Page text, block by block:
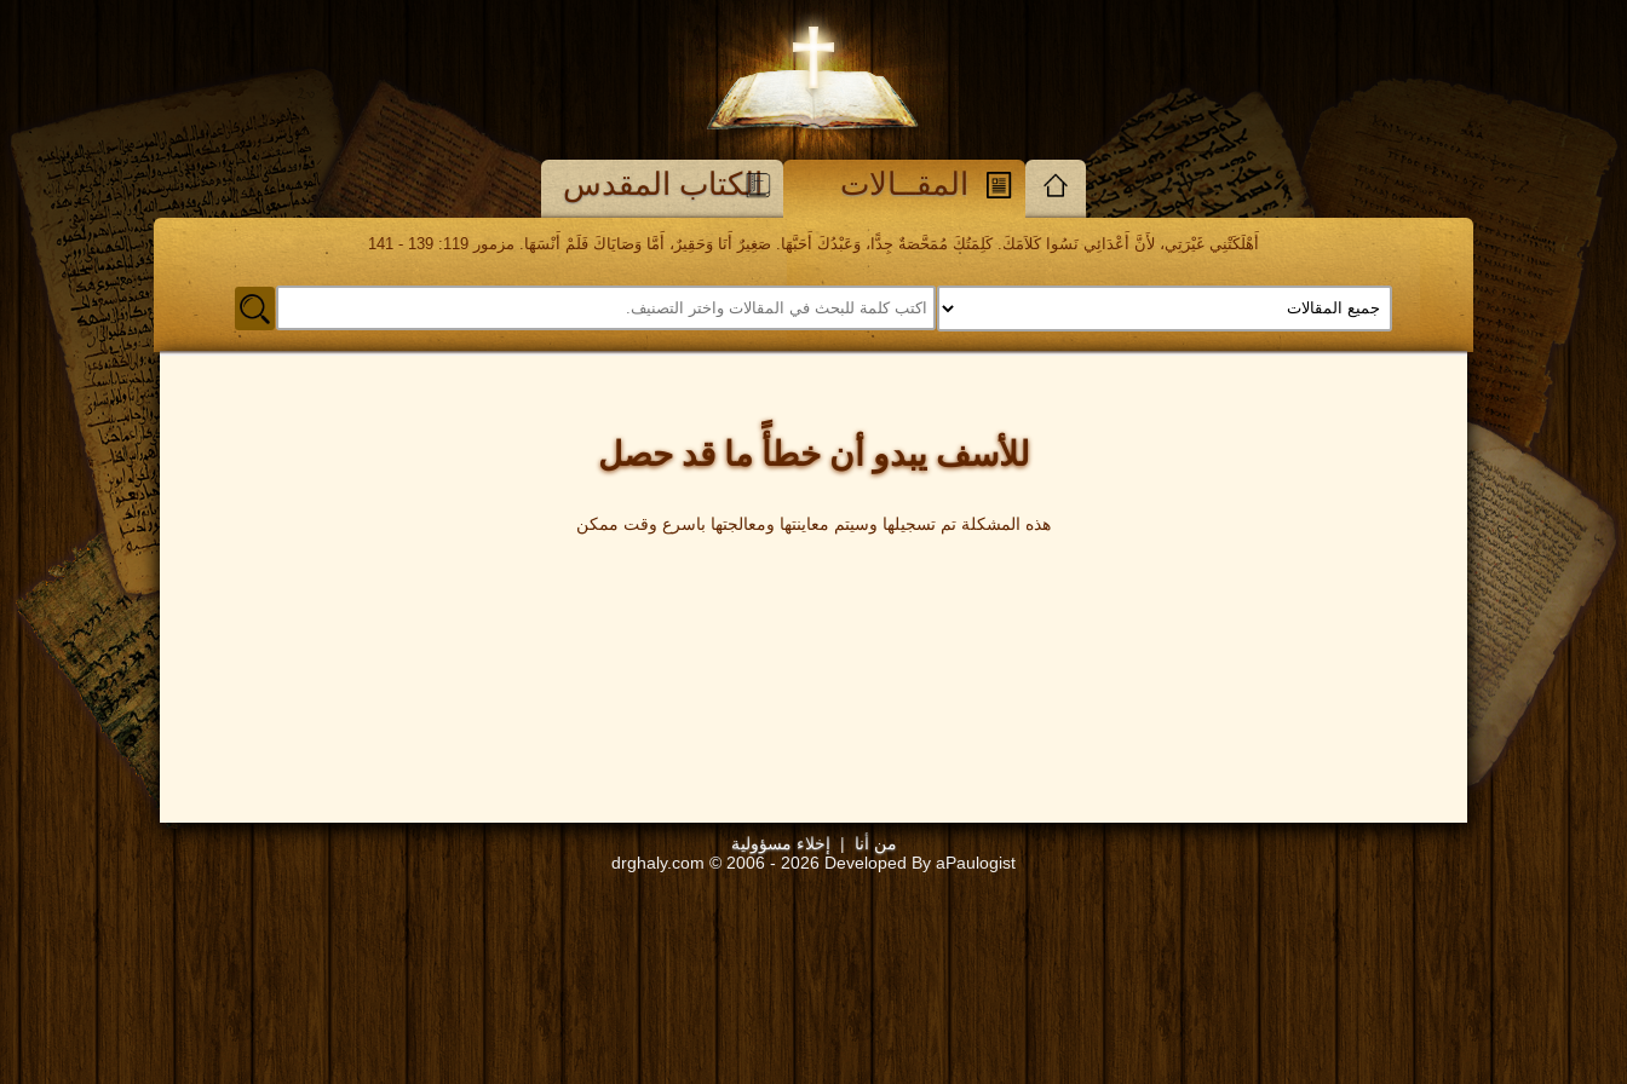
المقــالات الكتاب المقدس
أَهْلَكَتْنِي غَيْرَتِي، لأَنَّ أَعْدَائِي نَسُوا كَلاَمَكَ. كَلِمَتُكَ مُمَحَّصَةٌ جِدًّا، وَعَبْدُكَ أَحَبَّهَا. صَغِيرٌ أَنَا وَحَقِيرٌ، أَمَّا وَصَايَاكَ فَلَمْ أَنْسَهَا. مزمور 119: 139 - 141
للأسف يبدو أن خطأً ما قد حصل
هذه المشكلة تم تسجيلها وسيتم معاينتها ومعالجتها باسرع وقت ممكن
من أنا |إخلاء مسؤولية
drghaly.com © 2006 - 2026 Developed By aPaulogist